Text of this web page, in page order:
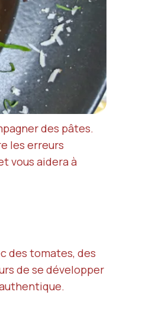
des pâtes.
les erreurs
vous aidera à
des tomates, des
de se développer